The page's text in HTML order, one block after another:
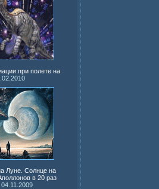
при полете на
Луне. Солнце на
в 20 раз